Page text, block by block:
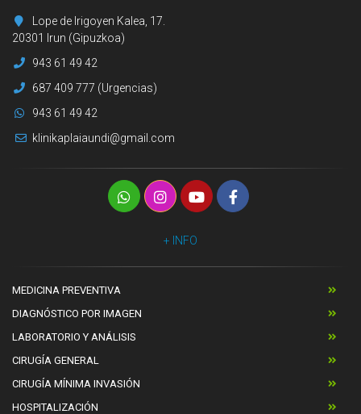
Lope de Irigoyen Kalea, 17.
20301 Irun (Gipuzkoa)
943 61 49 42
687 409 777 (Urgencias)
943 61 49 42
klinikaplaiaundi@gmail.com
+ INFO
MEDICINA PREVENTIVA
DIAGNÓSTICO POR IMAGEN
LABORATORIO Y ANÁLISIS
CIRUGÍA GENERAL
CIRUGÍA MÍNIMA INVASIÓN
HOSPITALIZACIÓN